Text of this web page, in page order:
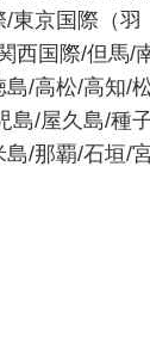
東京国際（羽
西国際/但馬/
/高松/高知/
島/屋久島/種
/那覇/石垣/